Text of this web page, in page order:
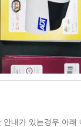
내가 있는경우 아